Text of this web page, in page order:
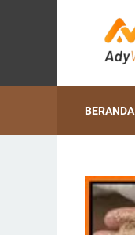
BERANDA